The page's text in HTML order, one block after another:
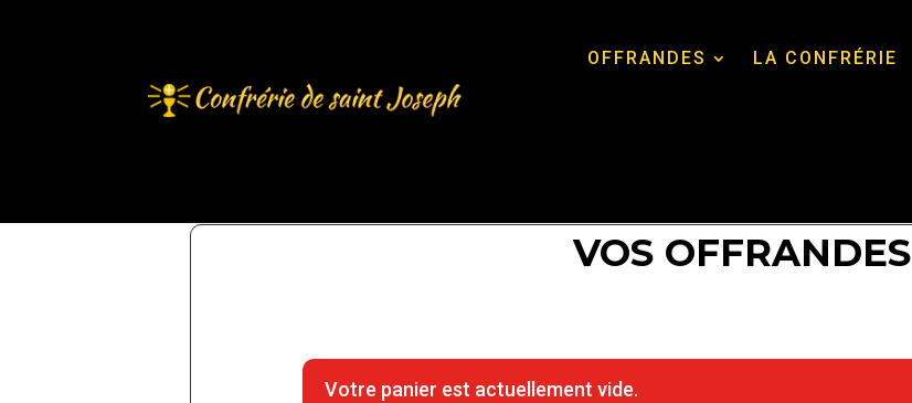
OFFRANDES LA CONFRÉRIE
VOS OFFRANDES
Votre panier est actuellement vide.